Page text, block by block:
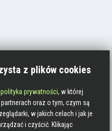
z plików cookies
polityka prywatności, w której
oraz o tym, czym są
w jakich celach i jak je
i czyścić. Klikając